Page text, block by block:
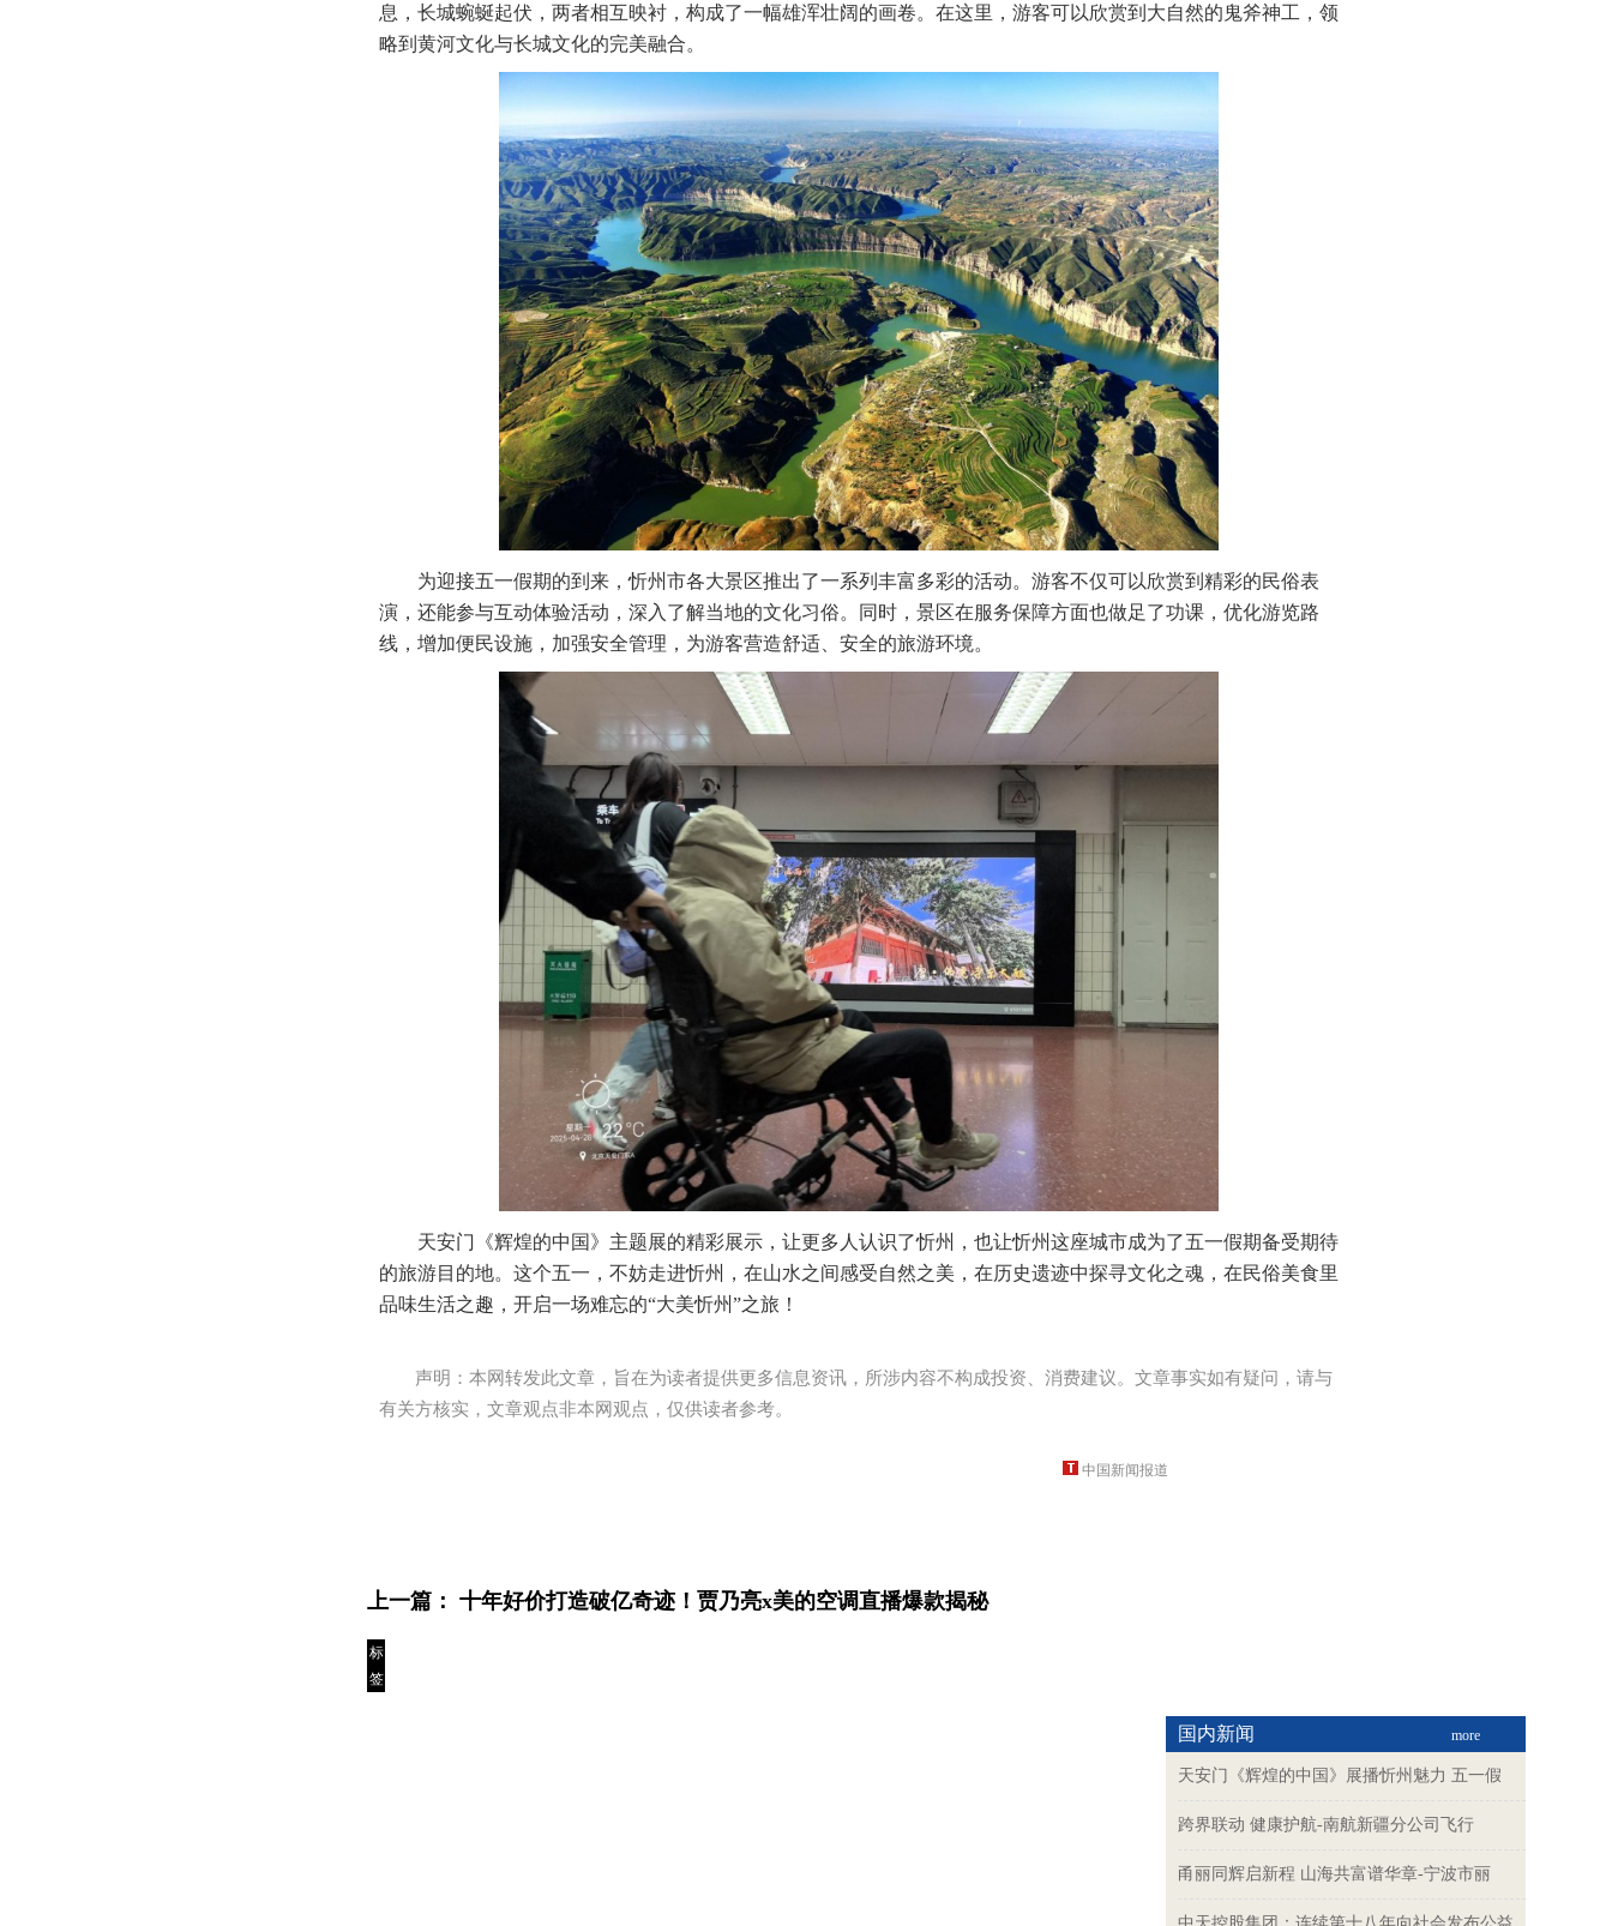
息，长城蜿蜒起伏，两者相互映衬，构成了一幅雄浑壮阔的画卷。在这里，游客可以欣赏到大自然的鬼斧神工，领
略到黄河文化与长城文化的完美融合。
为迎接五一假期的到来，忻州市各大景区推出了一系列丰富多彩的活动。游客不仅可以欣赏到精彩的民俗表
演，还能参与互动体验活动，深入了解当地的文化习俗。同时，景区在服务保障方面也做足了功课，优化游览路
线，增加便民设施，加强安全管理，为游客营造舒适、安全的旅游环境。
天安门《辉煌的中国》主题展的精彩展示，让更多人认识了忻州，也让忻州这座城市成为了五一假期备受期待
的旅游目的地。这个五一，不妨走进忻州，在山水之间感受自然之美，在历史遗迹中探寻文化之魂，在民俗美食里
品味生活之趣，开启一场难忘的“大美忻州”之旅！
声明：本网转发此文章，旨在为读者提供更多信息资讯，所涉内容不构成投资、消费建议。文章事实如有疑问，请与
有关方核实，文章观点非本网观点，仅供读者参考。
中国新闻报道
上一篇： 十年好价打造破亿奇迹！贾乃亮x美的空调直播爆款揭秘
标
签
国内新闻 more
天安门《辉煌的中国》展播忻州魅力 五一假
跨界联动 健康护航-南航新疆分公司飞行
甬丽同辉启新程 山海共富谱华章-宁波市丽